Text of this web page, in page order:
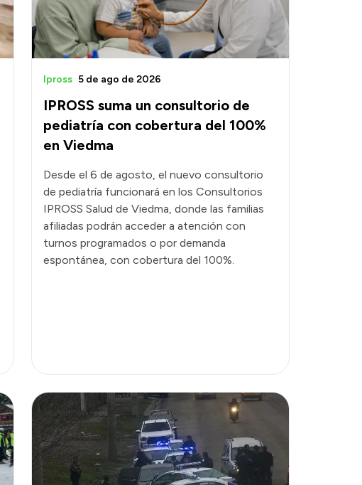
IPROSS suma un consultorio de
pediatría con cobertura del 100%
en Viedma
Ipross 5 de ago de 2026
Desde el 6 de agosto, el nuevo consultorio
de pediatría funcionará en los Consultorios
IPROSS Salud de Viedma, donde las familias
afiliadas podrán acceder a atención con
turnos programados o por demanda
espontánea, con cobertura del 100%.